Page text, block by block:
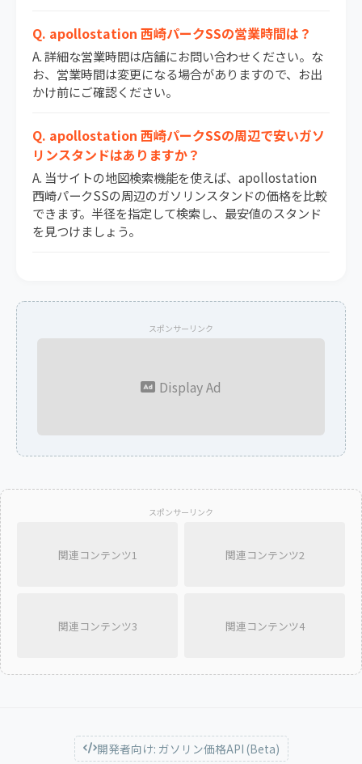
Q. apollostation 西崎パークSSの営業時間は？
A. 詳細な営業時間は店舗にお問い合わせください。な
お、営業時間は変更になる場合がありますので、お出
かけ前にご確認ください。
Q. apollostation 西崎パークSSの周辺で安いガソ
リンスタンドはありますか？
A. 当サイトの地図検索機能を使えば、apollostation
西崎パークSSの周辺のガソリンスタンドの価格を比較
できます。半径を指定して検索し、最安値のスタンド
を見つけましょう。
スポンサーリンク
Display Ad
スポンサーリンク
関連コンテンツ1 関連コンテンツ2
関連コンテンツ3 関連コンテンツ4
開発者向け: ガソリン価格API (Beta)